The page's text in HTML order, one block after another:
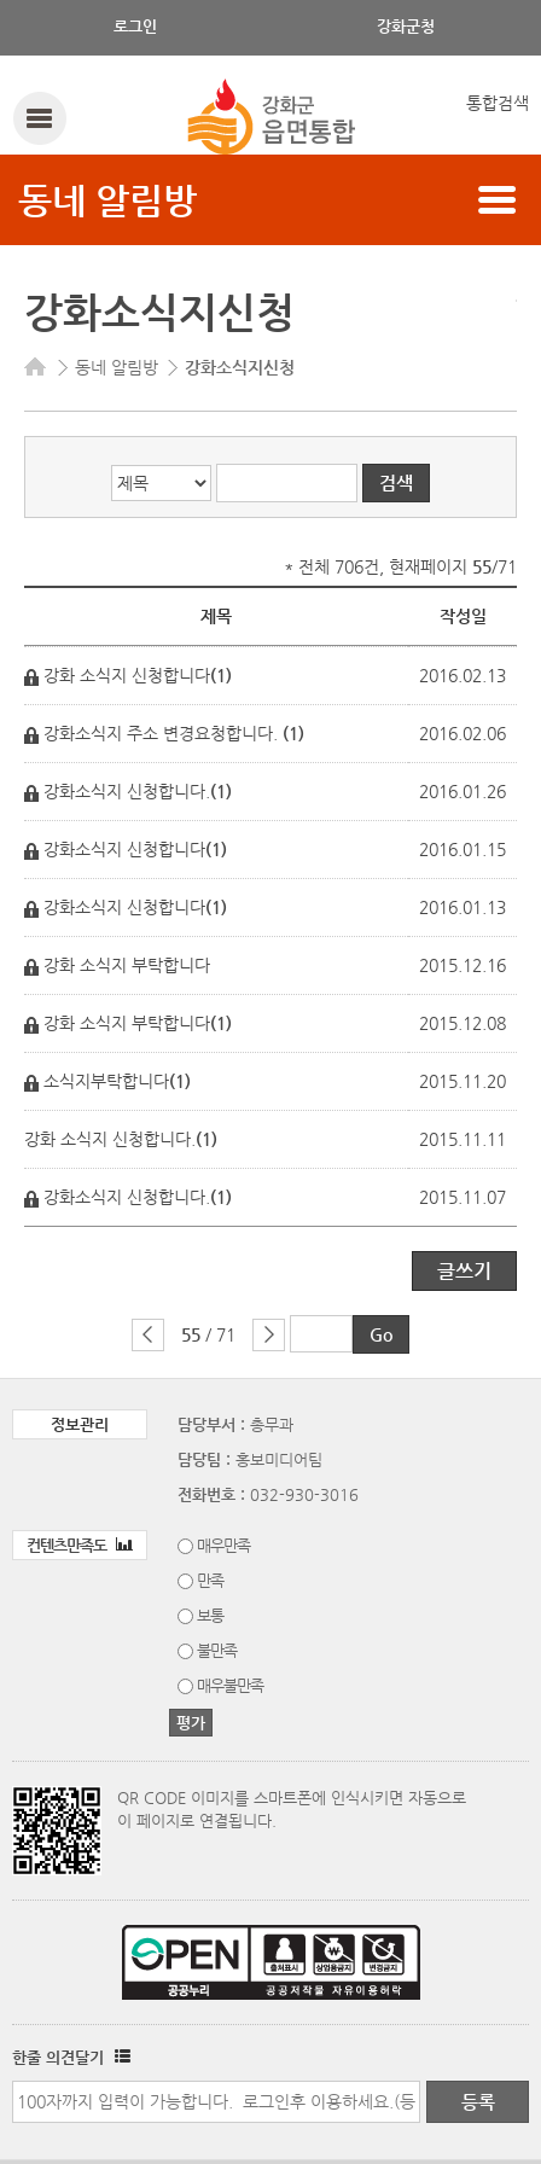
로그인 강화군청
통합검색
동네 알림방
강화소식지신청
동네 알림방 강화소식지신청
* 전체 706건, 현재페이지 55/71
제목 작성일
강화 소식지 신청합니다(1) 2016.02.13
강화소식지 주소 변경요청합니다. (1) 2016.02.06
강화소식지 신청합니다. (1) 2016.01.26
강화소식지 신청합니다(1) 2016.01.15
강화소식지 신청합니다(1) 2016.01.13
강화 소식지 부탁합니다 2015.12.16
강화 소식지 부탁합니다(1) 2015.12.08
소식지부탁합니다(1) 2015.11.20
강화 소식지 신청합니다. (1) 2015.11.11
강화소식지 신청합니다. (1) 2015.11.07
글쓰기
55 / 71
정보관리 담당부서 : 총무과
담당팀 : 홍보미디어팀
전화번호 : 032-930-3016
컨텐츠만족도
매우만족
만족
보통
불만족
매우불만족
QR CODE 이미지를 스마트폰에 인식시키면 자동으로
이 페이지로 연결됩니다.
한줄 의견달기